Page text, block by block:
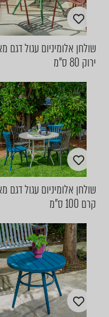
שולחן אלומיניום עגול דגם
ירוק 80 ס"מ
שולחן אלומיניום עגול דגם
קרם 100 ס"מ